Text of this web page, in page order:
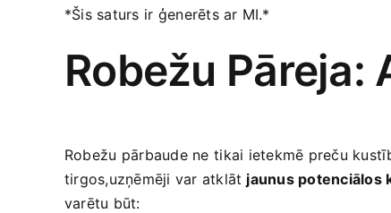
*Šis saturs ⁤ir ģenerēts ar‌ MI.*
Robežu‌ Pāreja:
Robežu ⁢pārbaude ne ⁤tikai ⁤ietekmē preču
tirgos,uzņēmēji var​ atklāt jaunus potenciālos
varētu būt: